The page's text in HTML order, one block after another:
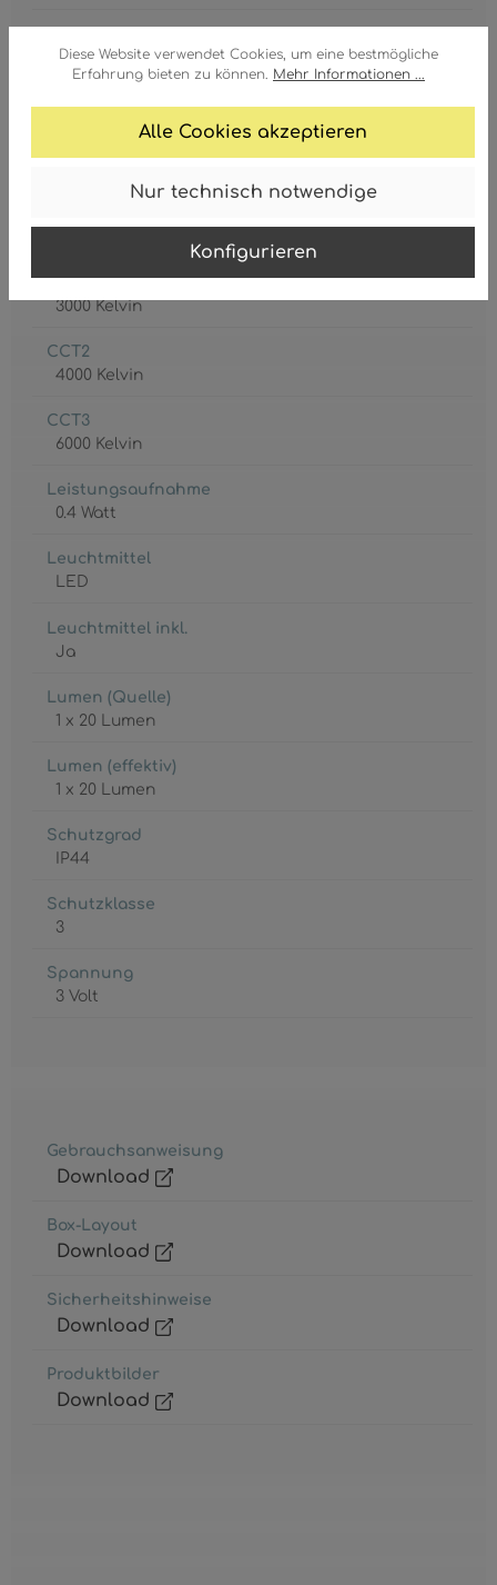
Diese Website verwendet Cookies, um eine bestmögliche
Erfahrung bieten zu können. Mehr Informationen ...
Alle Cookies akzeptieren
Nur technisch notwendige
Konfigurieren
9007371447206
CCT1
3000 Kelvin
CCT2
4000 Kelvin
CCT3
6000 Kelvin
Leistungsaufnahme
0.4 Watt
Leuchtmittel
LED
Leuchtmittel inkl.
Ja
Lumen (Quelle)
1 x 20 Lumen
Lumen (effektiv)
1 x 20 Lumen
Schutzgrad
IP44
Schutzklasse
3
Spannung
3 Volt
Gebrauchsanweisung
Download
Box-Layout
Download
Sicherheitshinweise
Download
Produktbilder
Download